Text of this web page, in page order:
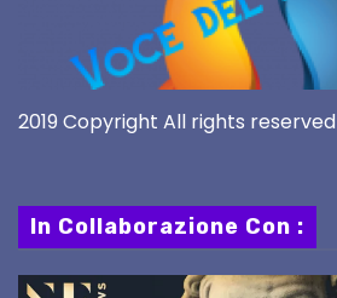
2019 Copyright All rights reserved
In Collaborazione Con :